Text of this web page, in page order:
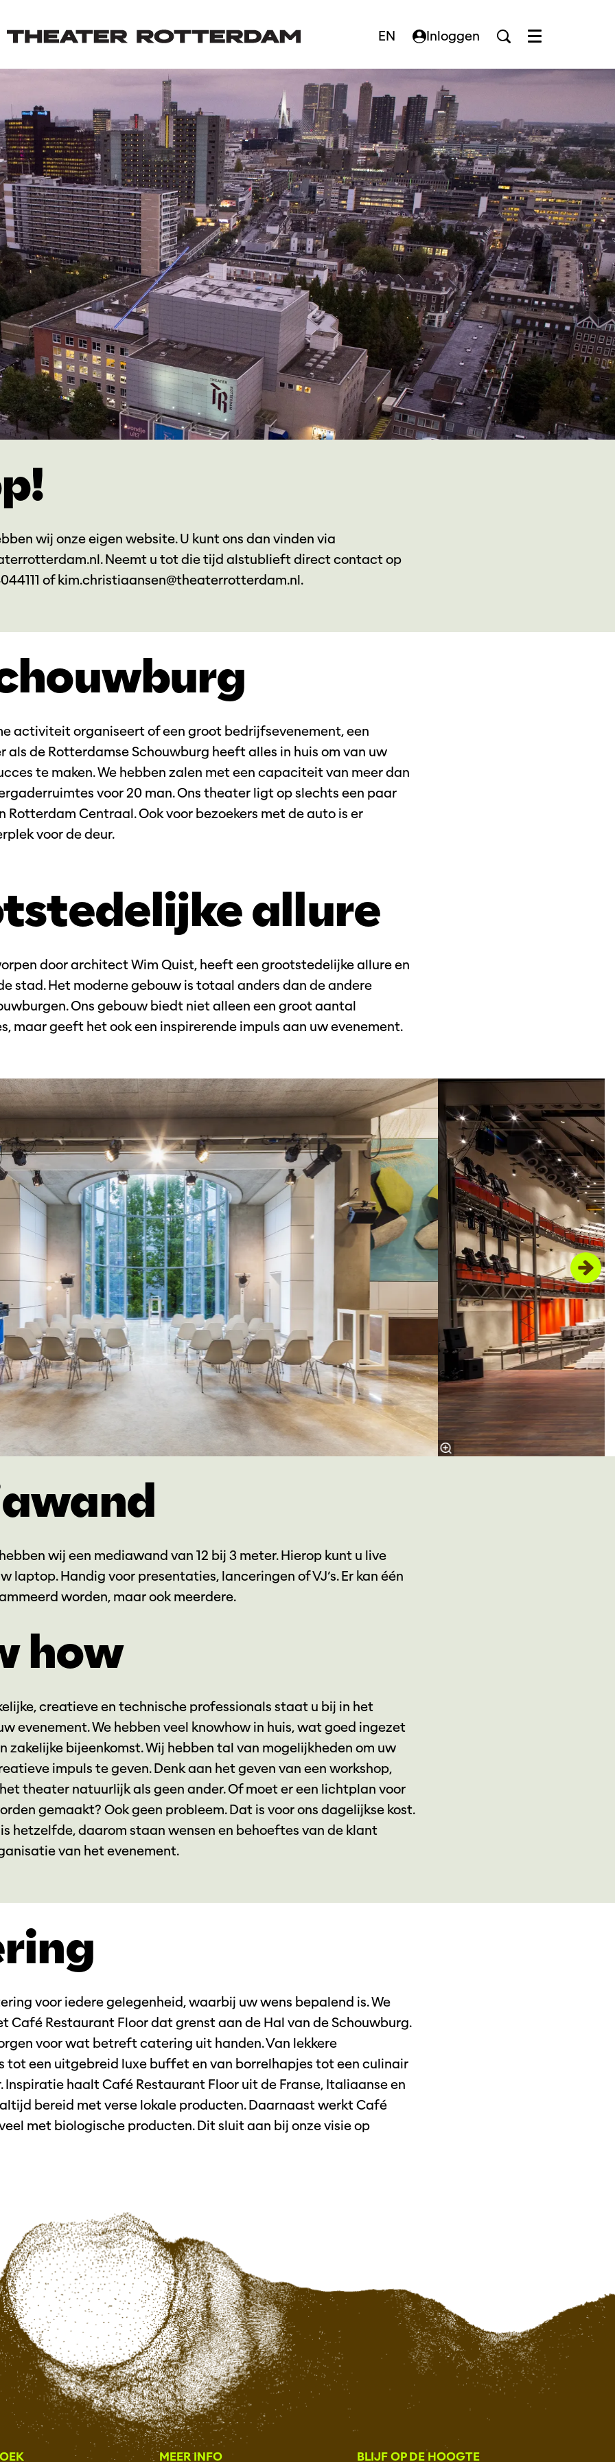
EN Inloggen Menu
wij onze eigen website. U kunt ons dan vinden via
Neemt u tot die tijd alstublieft direct contact op
of kim.christiaansen@theaterrotterdam.nl.
activiteit organiseert of een groot bedrijfsevenement, een
de Rotterdamse Schouwburg heeft alles in huis om van uw
te maken. We hebben zalen met een capaciteit van meer dan
voor 20 man. Ons theater ligt op slechts een paar
Rotterdam Centraal. Ook voor bezoekers met de auto is er
voor de deur.
allure
door architect Wim Quist, heeft een grootstedelijke allure en
stad. Het moderne gebouw is totaal anders dan de andere
Ons gebouw biedt niet alleen een groot aantal
maar geeft het ook een inspirerende impuls aan uw evenement.
Inzoomen
wij een mediawand van 12 bij 3 meter. Hierop kunt u live
laptop. Handig voor presentaties, lanceringen of VJ’s. Er kan één
worden, maar ook meerdere.
how
creatieve en technische professionals staat u bij in het
evenement. We hebben veel knowhow in huis, wat goed ingezet
zakelijke bijeenkomst. Wij hebben tal van mogelijkheden om uw
impuls te geven. Denk aan het geven van een workshop,
theater natuurlijk als geen ander. Of moet er een lichtplan voor
gemaakt? Ook geen probleem. Dat is voor ons dagelijkse kost.
hetzelfde, daarom staan wensen en behoeftes van de klant
van het evenement.
voor iedere gelegenheid, waarbij uw wens bepalend is. We
Café Restaurant Floor dat grenst aan de Hal van de Schouwburg.
voor wat betreft catering uit handen. Van lekkere
tot een uitgebreid luxe buffet en van borrelhapjes tot een culinair
Inspiratie haalt Café Restaurant Floor uit de Franse, Italiaanse en
bereid met verse lokale producten. Daarnaast werkt Café
met biologische producten. Dit sluit aan bij onze visie op
MEER INFO BLIJF OP DE HOOGTE